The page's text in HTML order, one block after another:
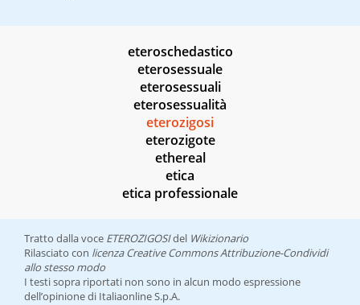
eteroschedastico
eterosessuale
eterosessuali
eterosessualità
eterozigosi
eterozigote
ethereal
etica
etica professionale
Tratto dalla voce ETEROZIGOSIdel Wikizionario
Rilasciato con licenza Creative Commons Attribuzione-Condividi
allo stesso modo
I testi sopra riportati non sono in alcun modo espressione
dell’opinione di Italiaonline S.p.A.